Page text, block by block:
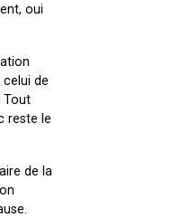
oui
de
Tout
reste le
de la